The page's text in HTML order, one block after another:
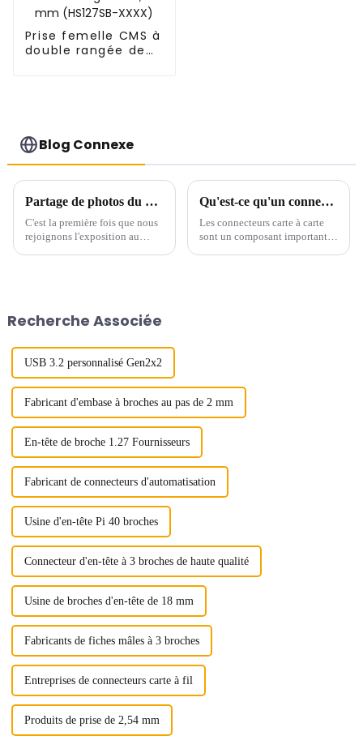
Prise femelle CMS à
double rangée de
Blog Connexe
Partage de photos du CEIT&ECPE au Vietnam
C'est la première fois que nous
rejoignons l'exposition au
Qu'est-ce qu'un connecteur carte à carte ?
Les connecteurs carte à carte
sont un composant important
Recherche Associée
USB 3.2 personnalisé Gen2x2
Fabricant d'embase à broches au pas de 2 mm
En-tête de broche 1.27 Fournisseurs
Fabricant de connecteurs d'automatisation
Usine d'en-tête Pi 40 broches
Connecteur d'en-tête à 3 broches de haute qualité
Usine de broches d'en-tête de 18 mm
Fabricants de fiches mâles à 3 broches
Entreprises de connecteurs carte à fil
Produits de prise de 2,54 mm